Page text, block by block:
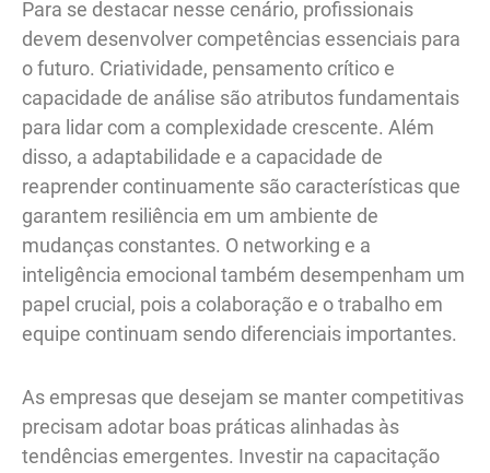
Para se destacar nesse cenário, profissionais
devem desenvolver competências essenciais para
o futuro. Criatividade, pensamento crítico e
capacidade de análise são atributos fundamentais
para lidar com a complexidade crescente. Além
disso, a adaptabilidade e a capacidade de
reaprender continuamente são características que
garantem resiliência em um ambiente de
mudanças constantes. O networking e a
inteligência emocional também desempenham um
papel crucial, pois a colaboração e o trabalho em
equipe continuam sendo diferenciais importantes.
As empresas que desejam se manter competitivas
precisam adotar boas práticas alinhadas às
tendências emergentes. Investir na capacitação